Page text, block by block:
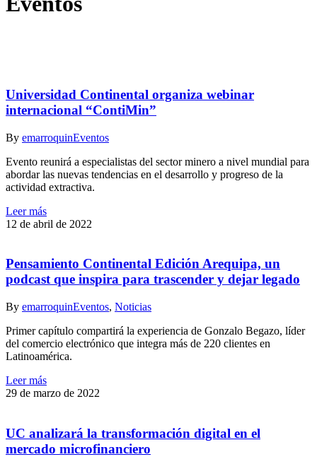
Universidad Continental organiza webinar
internacional “ContiMin”
By emarroquinEventos
Evento reunirá a especialistas del sector minero a nivel mundial para
abordar las nuevas tendencias en el desarrollo y progreso de la
actividad extractiva.
Leer más
12 de abril de 2022
Pensamiento Continental Edición Arequipa, un
podcast que inspira para trascender y dejar legado
By emarroquinEventos, Noticias
Primer capítulo compartirá la experiencia de Gonzalo Begazo, líder
del comercio electrónico que integra más de 220 clientes en
Latinoamérica.
Leer más
29 de marzo de 2022
UC analizará la transformación digital en el
mercado microfinanciero